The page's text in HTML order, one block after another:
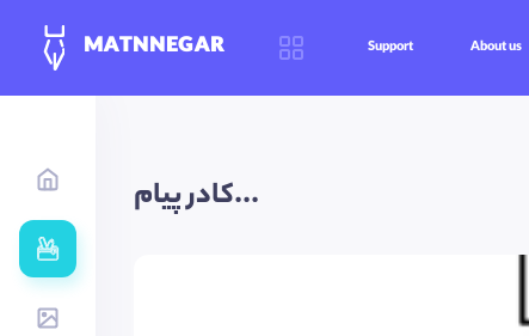
MATNNEGAR Support About us
کادر پیام...